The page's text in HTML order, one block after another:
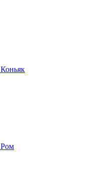
Коньяк
Ром